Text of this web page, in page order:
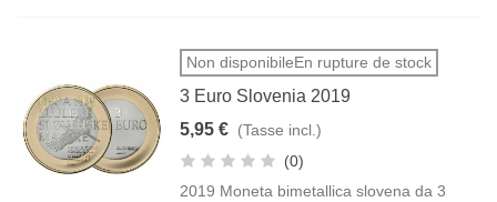
Non disponibileEn rupture de stock
3 Euro Slovenia 2019
5,95 € (Tasse incl.)
(0)
2019 Moneta bimetallica slovena da 3